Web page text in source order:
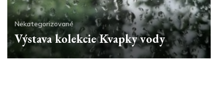
Nekategorizované
Výstava kolekcie Kvapky vody